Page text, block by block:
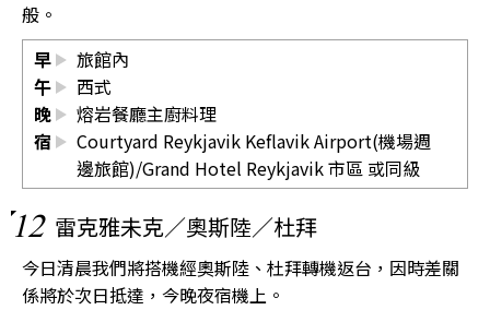
般。
早
旅館內
午
西式
晚
熔岩餐廳主廚料理
宿
Courtyard Reykjavik Keflavik Airport(機場週
邊旅館)/Grand Hotel Reykjavik 市區 或同級
12 雷克雅未克／奧斯陸／杜拜
今日清晨我們將搭機經奧斯陸、杜拜轉機返台，因時差關
係將於次日抵達，今晚夜宿機上。